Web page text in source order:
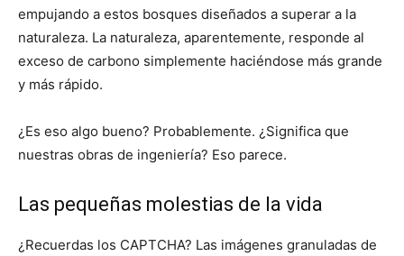
empujando a estos bosques diseñados a superar a la
naturaleza. La naturaleza, aparentemente, responde al
exceso de carbono simplemente haciéndose más grande
y más rápido.
¿Es eso algo bueno? Probablemente. ¿Significa que
nuestras obras de ingeniería? Eso parece.
Las pequeñas molestias de la vida
¿Recuerdas los CAPTCHA? Las imágenes granuladas de